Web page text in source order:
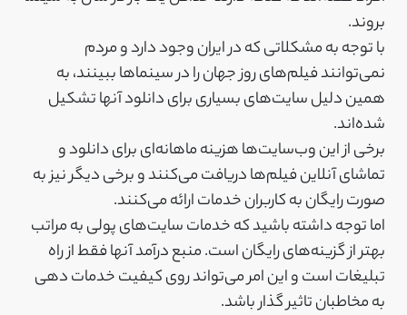
بروند.
با توجه به مشکلاتی که در ایران وجود دارد و مردم
نمی‌توانند فیلم‌های روز جهان را در سینماها ببینند، به
همین دلیل سایت‌های بسیاری برای دانلود آنها تشکیل
شده‌اند.
برخی از این وب‌سایت‌ها هزینه ماهانه‌ای برای دانلود و
تماشای آنلاین فیلم‌ها دریافت می‌کنند و برخی دیگر نیز به
صورت رایگان به کاربران خدمات ارائه می‌کنند.
اما توجه داشته باشید که خدمات سایت‌های پولی به مراتب
بهتر از گزینه‌های رایگان است. منبع درآمد آنها فقط از راه
تبلیغات است و این امر می‌تواند روی کیفیت خدمات دهی
به مخاطبان تاثیر گذار باشد.